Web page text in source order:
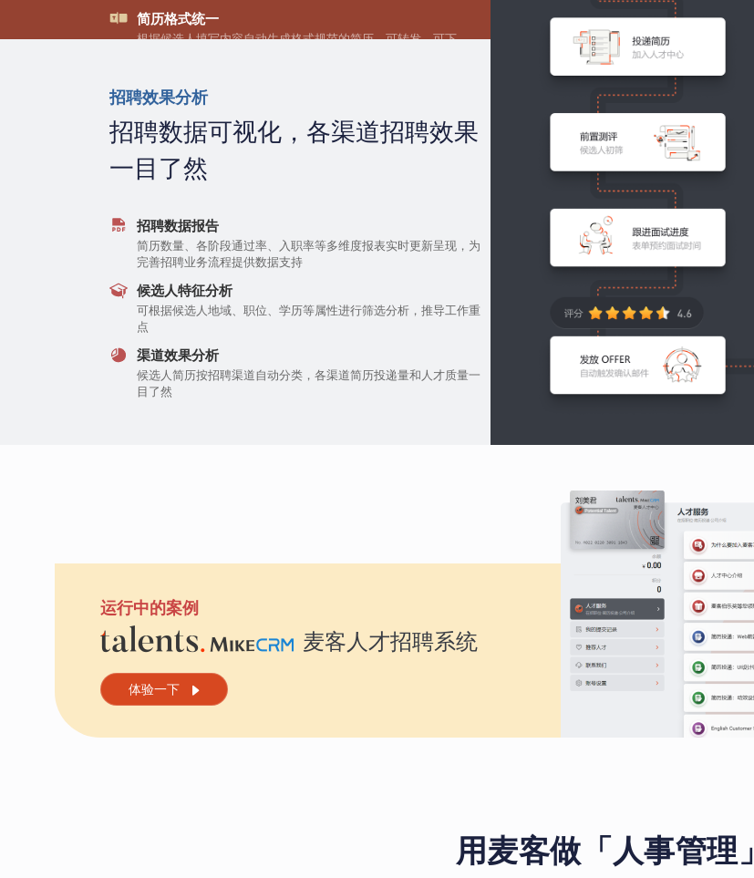
简历格式统一
根据候选人填写内容自动生成格式规范的简历，可转发、可下
招聘效果分析
招聘数据可视化，各渠道招聘效果
一目了然
招聘数据报告
简历数量、各阶段通过率、入职率等多维度报表实时更新呈现，为
完善招聘业务流程提供数据支持
候选人特征分析
可根据候选人地域、职位、学历等属性进行筛选分析，推导工作重
点
渠道效果分析
候选人简历按招聘渠道自动分类，各渠道简历投递量和人才质量一
目了然
运行中的案例
麦客人才招聘系统
体验一下 
用麦客做「人事管理」